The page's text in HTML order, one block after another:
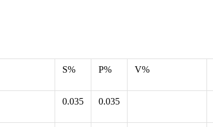
S% P% V%
0.035 0.035